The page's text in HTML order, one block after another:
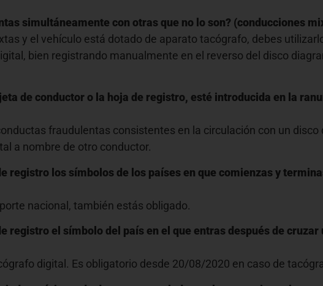
simultáneamente con otras que no lo son? (conducciones
y el vehículo está dotado de aparato tacógrafo, debes
bien registrando manualmente en el reverso del disco
de conductor o la hoja de registro, esté introducida en la
fraudulentas consistentes en la circulación con un disco
a nombre de otro conductor.
registro los símbolos de los países en que comienzas y
nacional, también estás obligado.
registro el símbolo del país en el que entras después de cruzar
digital. Es obligatorio desde 20/08/2020 en caso de